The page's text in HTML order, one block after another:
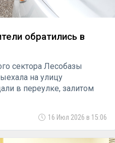
обратились в
сектора Лесобазы
на улицу
в переулке, залитом
16 Июл 2026 в 15:06